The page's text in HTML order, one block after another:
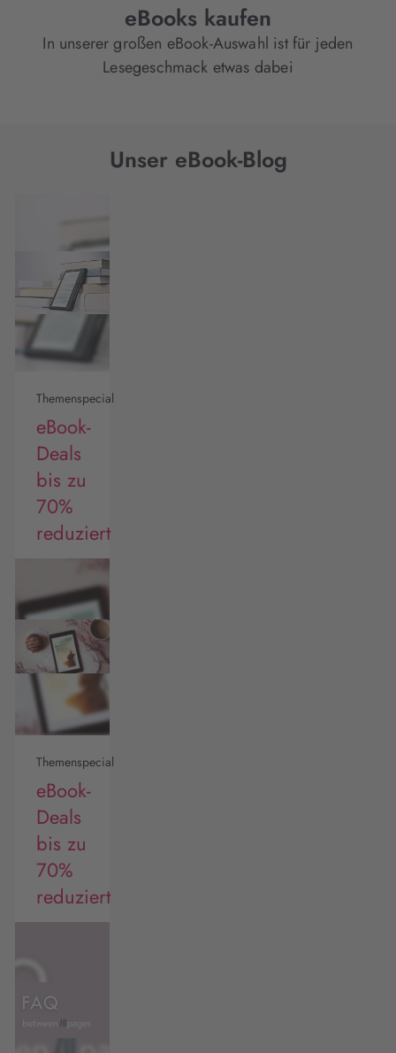
eBooks kaufen
In unserer großen eBook-Auswahl ist für jeden
Lesegeschmack etwas dabei
Unser eBook-Blog
Themenspecial
eBook-
Deals
bis zu
70%
reduziert
Themenspecial
eBook-
Deals
bis zu
70%
reduziert